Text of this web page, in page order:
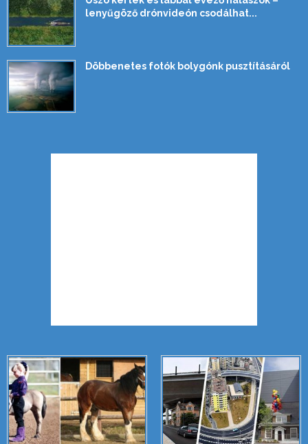
lenyűgöző drónvideón csodálhat...
Döbbenetes fotók bolygónk pusztításáról